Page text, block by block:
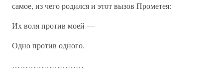
самое, из чего родился и этот вызов Прометея:
Их воля против моей —
Одно против одного.
………………………